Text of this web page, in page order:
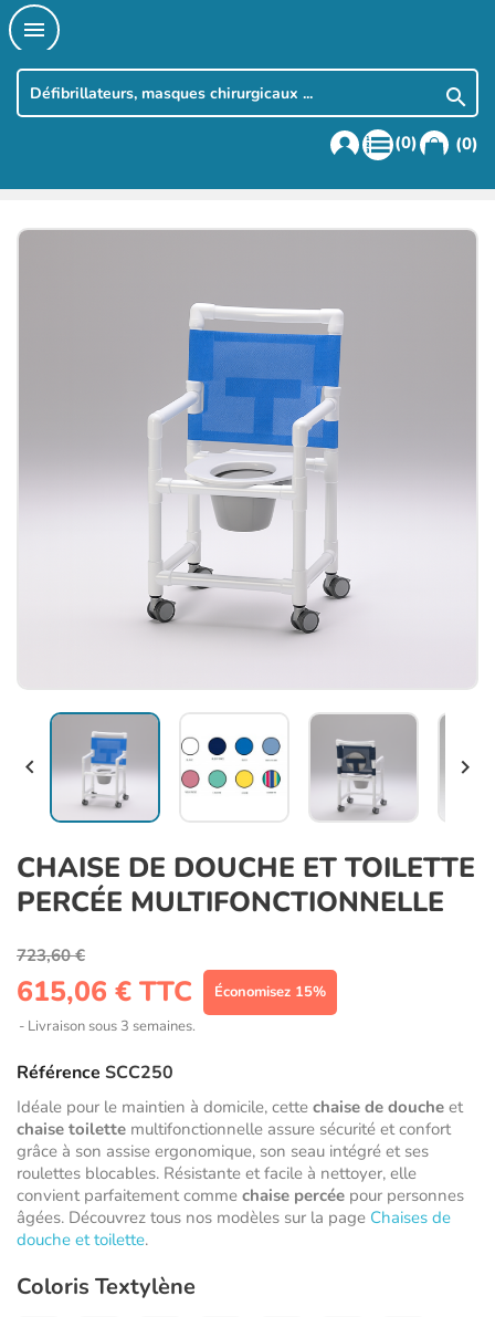


(0) (0)
 
CHAISE DE DOUCHE ET TOILETTE
PERCÉE MULTIFONCTIONNELLE
723,60 €
615,06 € TTC
Économisez 15%
Livraison sous 3 semaines.
Référence SCC250
Idéale pour le maintien à domicile, cette chaise de douche et
chaise toilette multifonctionnelle assure sécurité et confort
grâce à son assise ergonomique, son seau intégré et ses
roulettes blocables. Résistante et facile à nettoyer, elle
convient parfaitement comme chaise percée pour personnes
âgées. Découvrez tous nos modèles sur la page Chaises de
douche et toilette.
Coloris Textylène